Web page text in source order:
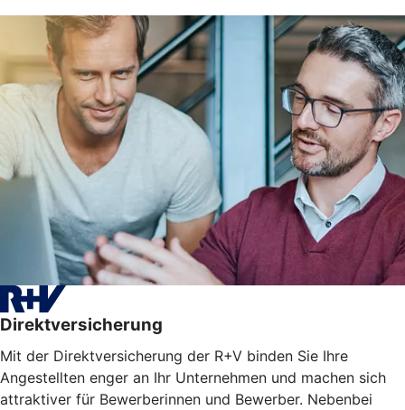
Direktversicherung
Mit der Direktversicherung der R+V binden Sie Ihre
Angestellten enger an Ihr Unternehmen und machen sich
attraktiver für Bewerberinnen und Bewerber. Nebenbei